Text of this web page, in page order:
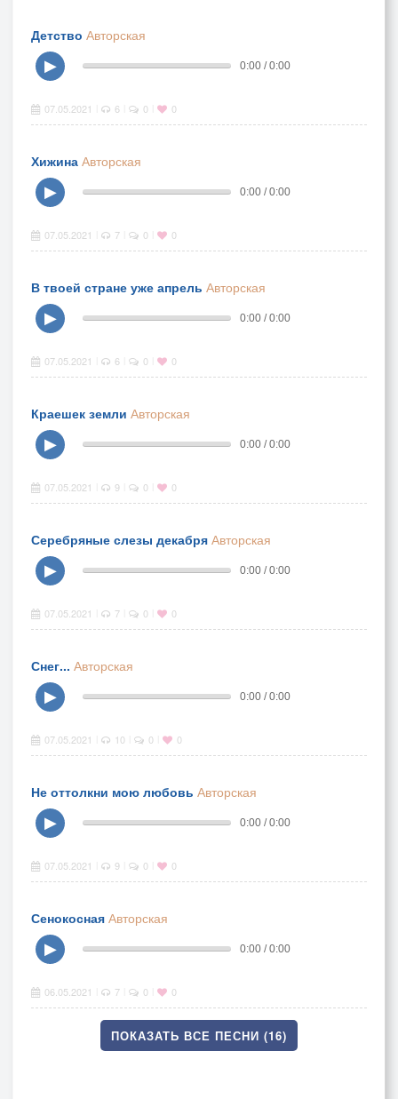
Детство Авторская
▶
0:00 / 0:00
07.05.2021 6 0 0
Хижина Авторская
▶
0:00 / 0:00
07.05.2021 7 0 0
В твоей стране уже апрель Авторская
▶
0:00 / 0:00
07.05.2021 6 0 0
Краешек земли Авторская
▶
0:00 / 0:00
07.05.2021 9 0 0
Серебряные слезы декабря Авторская
▶
0:00 / 0:00
07.05.2021 7 0 0
Снег... Авторская
▶
0:00 / 0:00
07.05.2021 10 0 0
Не оттолкни мою любовь Авторская
▶
0:00 / 0:00
07.05.2021 9 0 0
Сенокосная Авторская
▶
0:00 / 0:00
06.05.2021 7 0 0
ПОКАЗАТЬ ВСЕ ПЕСНИ (16)